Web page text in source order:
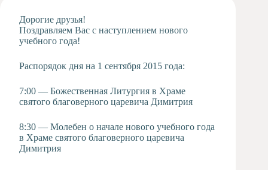
студия
Музыкальное
Психологическая
Тьюторская
служба
Дорогие друзья!
Поздравляем Вас с наступлением нового
учебного года!
Распорядок дня на 1 сентября 2015 года:
7:00 — Божественная Литургия в Храме
святого благоверного царевича Димитрия
8:30 — Молебен о начале нового учебного года
в Храме святого благоверного царевича
Димитрия